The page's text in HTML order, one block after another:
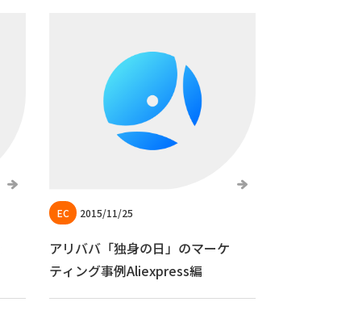
2015/11/25
アリババ「独身の日」のマーケ
ティング事例Aliexpress編